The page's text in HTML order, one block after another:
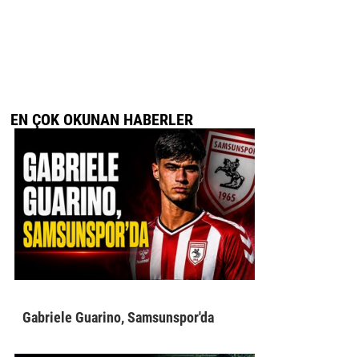
EN ÇOK OKUNAN HABERLER
Gabriele Guarino, Samsunspor'da